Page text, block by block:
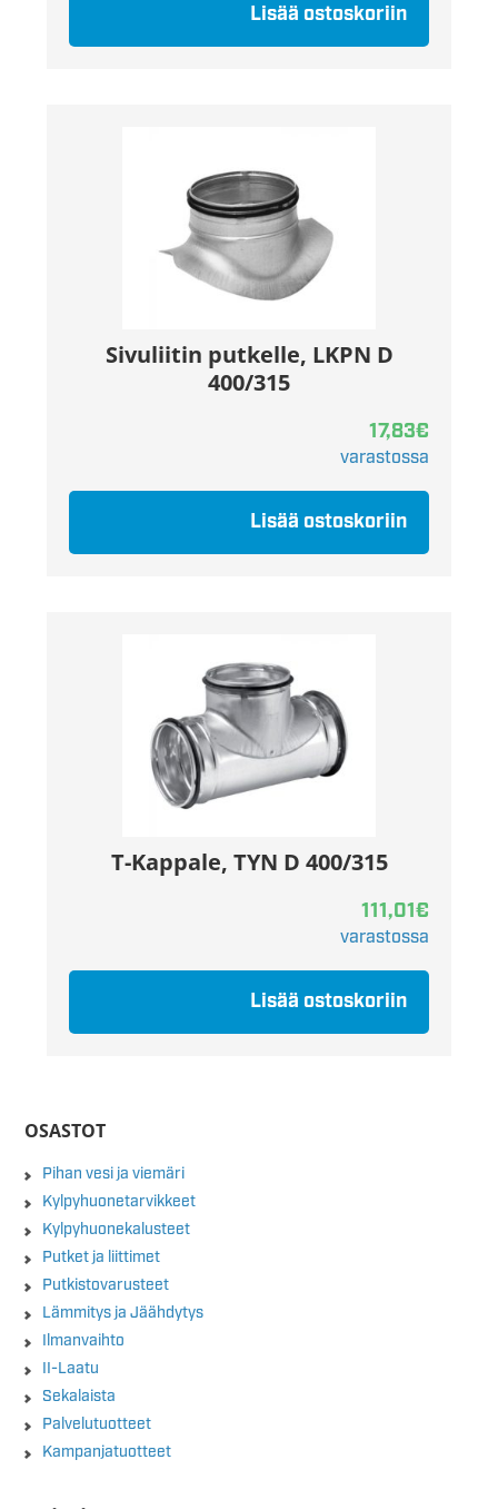
Lisää ostoskoriin
Sivuliitin putkelle, LKPN D
400/315
17,83€
varastossa
Lisää ostoskoriin
T-Kappale, TYN D 400/315
111,01€
varastossa
Lisää ostoskoriin
OSASTOT
Pihan vesi ja viemäri
Kylpyhuonetarvikkeet
Kylpyhuonekalusteet
Putket ja liittimet
Putkistovarusteet
Lämmitys ja Jäähdytys
Ilmanvaihto
II-Laatu
Sekalaista
Palvelutuotteet
Kampanjatuotteet